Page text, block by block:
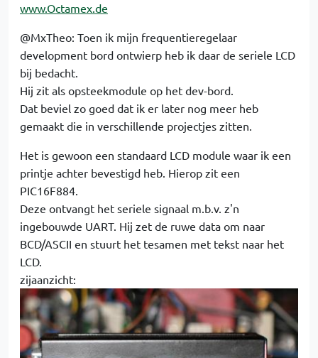
www.Octamex.de
@MxTheo: Toen ik mijn frequentieregelaar
development bord ontwierp heb ik daar de seriele LCD
bij bedacht.
Hij zit als opsteekmodule op het dev-bord.
Dat beviel zo goed dat ik er later nog meer heb
gemaakt die in verschillende projectjes zitten.
Het is gewoon een standaard LCD module waar ik een
printje achter bevestigd heb. Hierop zit een
PIC16F884.
Deze ontvangt het seriele signaal m.b.v. z'n
ingebouwde UART. Hij zet de ruwe data om naar
BCD/ASCII en stuurt het tesamen met tekst naar het
LCD.
zijaanzicht: